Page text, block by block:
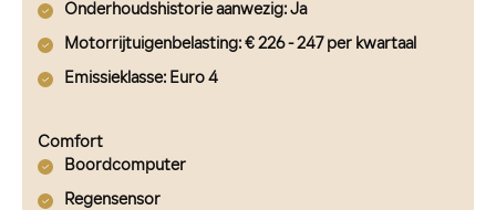
Onderhoudshistorie aanwezig: Ja
Motorrijtuigenbelasting: € 226 - 247 per kwartaal
Emissieklasse: Euro 4
Comfort
Boordcomputer
Regensensor